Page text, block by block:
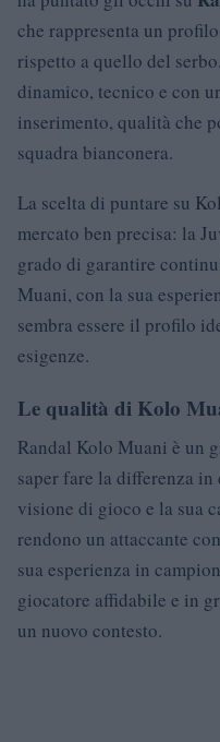
che rappresenta un
rispetto a quello del
dinamico, tecnico e con
inserimento, qualità che
squadra bianconera.
La scelta di puntare su
mercato ben precisa: la
grado di garantire
Muani, con la sua
sembra essere il profilo
esigenze.
Le qualità di Kolo
Randal Kolo Muani è un
saper fare la differenza in
visione di gioco e la sua
rendono un attaccante
sua esperienza in
giocatore affidabile e in
un nuovo contesto.